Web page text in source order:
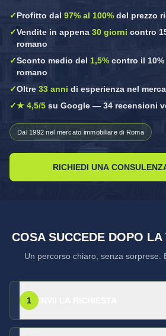
✓Profitto dal 97% al 100% del prezzo
✓Vendite in appena 30 giorni contro
romano
✓Sconto medio del 1,5% contro il
romano
✓Oltre 33 anni di esperienza nel
✓★ 4,5/5 su Google — 34 recensioni
Dal 1992 nel mercato immobiliare di Roma
RICHIEDI UNA
COSA SUCCEDE DOPO LA
Un percorso chiaro, senza sorprese.
1